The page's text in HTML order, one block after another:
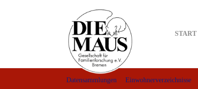
START
Datensammlungen Einwohnerverzeichnisse